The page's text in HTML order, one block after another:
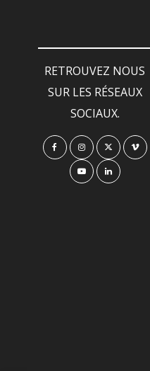
RETROUVEZ NOUS
SUR LES RÉSEAUX
SOCIAUX.